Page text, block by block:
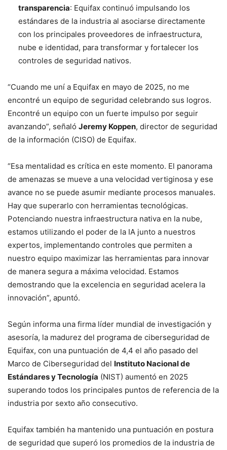
transparencia: Equifax continuó impulsando los
estándares de la industria al asociarse directamente
con los principales proveedores de infraestructura,
nube e identidad, para transformar y fortalecer los
controles de seguridad nativos.
“Cuando me uní a Equifax en mayo de 2025, no me
encontré un equipo de seguridad celebrando sus logros.
Encontré un equipo con un fuerte impulso por seguir
avanzando”, señaló Jeremy Koppen, director de seguridad
de la información (CISO) de Equifax.
“Esa mentalidad es crítica en este momento. El panorama
de amenazas se mueve a una velocidad vertiginosa y ese
avance no se puede asumir mediante procesos manuales.
Hay que superarlo con herramientas tecnológicas.
Potenciando nuestra infraestructura nativa en la nube,
estamos utilizando el poder de la IA junto a nuestros
expertos, implementando controles que permiten a
nuestro equipo maximizar las herramientas para innovar
de manera segura a máxima velocidad. Estamos
demostrando que la excelencia en seguridad acelera la
innovación”, apuntó.
Según informa una firma líder mundial de investigación y
asesoría, la madurez del programa de ciberseguridad de
Equifax, con una puntuación de 4,4 el año pasado del
Marco de Ciberseguridad del Instituto Nacional de
Estándares y Tecnología (NIST) aumentó en 2025
superando todos los principales puntos de referencia de la
industria por sexto año consecutivo.
Equifax también ha mantenido una puntuación en postura
de seguridad que superó los promedios de la industria de